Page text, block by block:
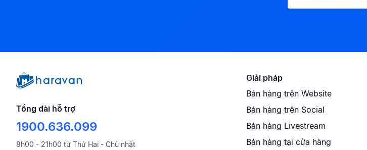
Tổng đài hỗ trợ
1900.636.099
8h00 - 21h00 từ Thứ Hai - Chủ nhật
Giải pháp
Bán hàng trên Website
Bán hàng trên Social
Bán hàng Livestream
Bán hàng tại cửa hàng